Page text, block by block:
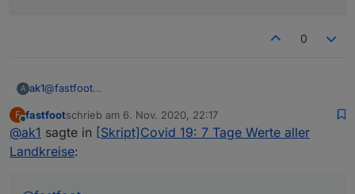
0
A ak1@fastfoot
eingeschlichen, den ich schonmal angesprochen hatte:
statt
F
Online
fastfootschrieb am 6. Nov. 2020, 22:17
zuletzt editiert von
@ak1 sagte in [Skript]Covid 19: 7 Tage Werte aller
Landkreise: